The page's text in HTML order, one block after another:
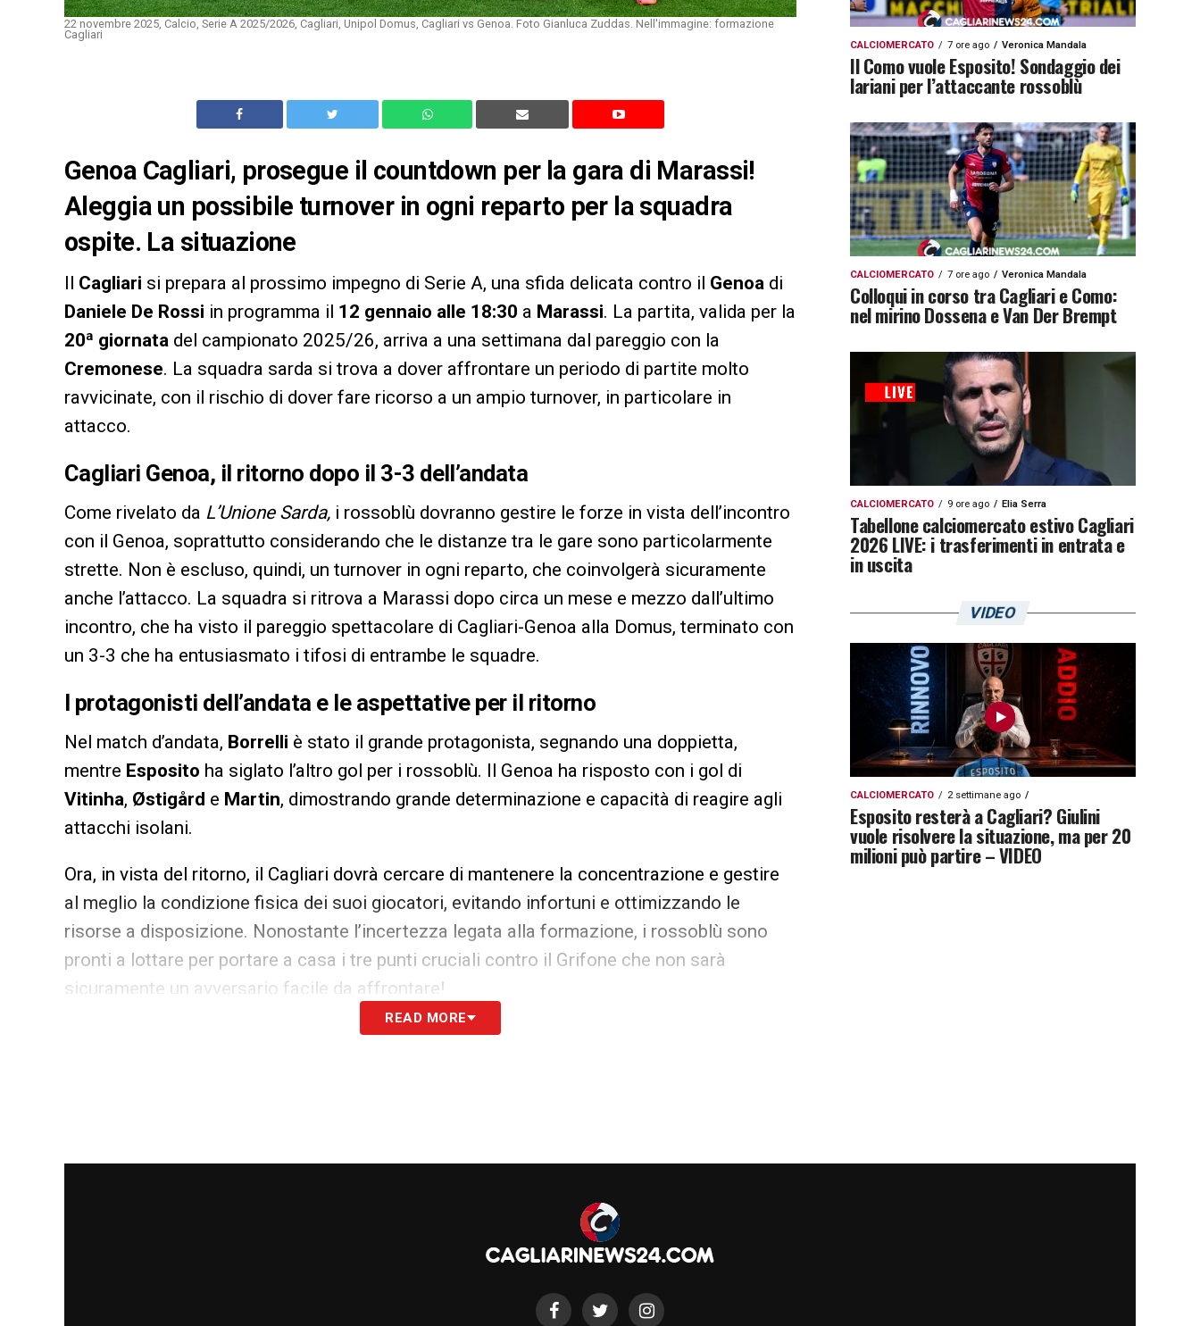
22 novembre 2025, Calcio, Serie A 2025/2026, Cagliari, Unipol Domus, Cagliari vs Genoa. Foto Gianluca Zuddas. Nell'immagine: formazione
Cagliari
Genoa Cagliari, prosegue il countdown per la gara di Marassi!
Aleggia un possibile turnover in ogni reparto per la squadra
ospite. La situazione
Il Cagliari si prepara al prossimo impegno di Serie A, una sfida delicata contro il Genoa di
Daniele De Rossi in programma il 12 gennaio alle 18:30 a Marassi. La partita, valida per la
20ª giornata del campionato 2025/26, arriva a una settimana dal pareggio con la
Cremonese. La squadra sarda si trova a dover affrontare un periodo di partite molto
ravvicinate, con il rischio di dover fare ricorso a un ampio turnover, in particolare in
attacco.
Cagliari Genoa, il ritorno dopo il 3-3 dell’andata
Come rivelato da L’Unione Sarda, i rossoblù dovranno gestire le forze in vista dell’incontro
con il Genoa, soprattutto considerando che le distanze tra le gare sono particolarmente
strette. Non è escluso, quindi, un turnover in ogni reparto, che coinvolgerà sicuramente
anche l’attacco. La squadra si ritrova a Marassi dopo circa un mese e mezzo dall’ultimo
incontro, che ha visto il pareggio spettacolare di Cagliari-Genoa alla Domus, terminato con
un 3-3 che ha entusiasmato i tifosi di entrambe le squadre.
I protagonisti dell’andata e le aspettative per il ritorno
Nel match d’andata, Borrelli è stato il grande protagonista, segnando una doppietta,
mentre Esposito ha siglato l’altro gol per i rossoblù. Il Genoa ha risposto con i gol di
Vitinha, Østigård e Martin, dimostrando grande determinazione e capacità di reagire agli
attacchi isolani.
Ora, in vista del ritorno, il Cagliari dovrà cercare di mantenere la concentrazione e gestire
al meglio la condizione fisica dei suoi giocatori, evitando infortuni e ottimizzando le
risorse a disposizione. Nonostante l’incertezza legata alla formazione, i rossoblù sono
pronti a lottare per portare a casa i tre punti cruciali contro il Grifone che non sarà
sicuramente un avversario facile da affrontare!
Nicolussi Caviglia Cagliari, il club isolano si muove con decisione per il
– Dopo il pareggio in trasferta contro la Cremonese, gli uomini
di Pisacane sono chiamati ai tre punti in questo scontro diretto con il Genoa di De Rossi.
offerta ai nuovi clienti tramite link.
READ MORE
CALCIOMERCATO 7 ore ago Veronica Mandala
Il Como vuole Esposito! Sondaggio dei
lariani per l’attaccante rossoblù
CALCIOMERCATO 7 ore ago Veronica Mandala
Colloqui in corso tra Cagliari e Como:
nel mirino Dossena e Van Der Brempt
CALCIOMERCATO 9 ore ago Elia Serra
Tabellone calciomercato estivo Cagliari
2026 LIVE: i trasferimenti in entrata e
in uscita
VIDEO
CALCIOMERCATO 2 settimane ago
Esposito resterà a Cagliari? Giulini
vuole risolvere la situazione, ma per 20
milioni può partire – VIDEO